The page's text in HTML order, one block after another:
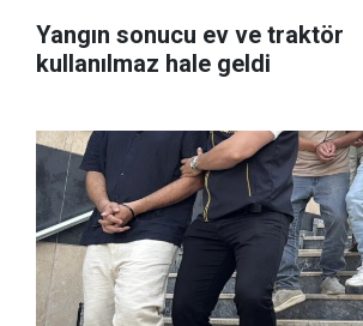
Yangın sonucu ev ve traktör
kullanılmaz hale geldi